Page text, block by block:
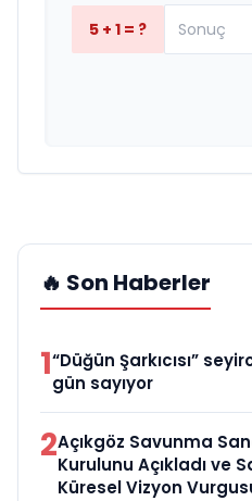
5 + 1 = ?
🔥 Son Haberler
1“Düğün Şarkıcısı”
gün sayıyor
2Açıkgöz Savunma
Kurulunu Açıkladı ve
Küresel Vizyon